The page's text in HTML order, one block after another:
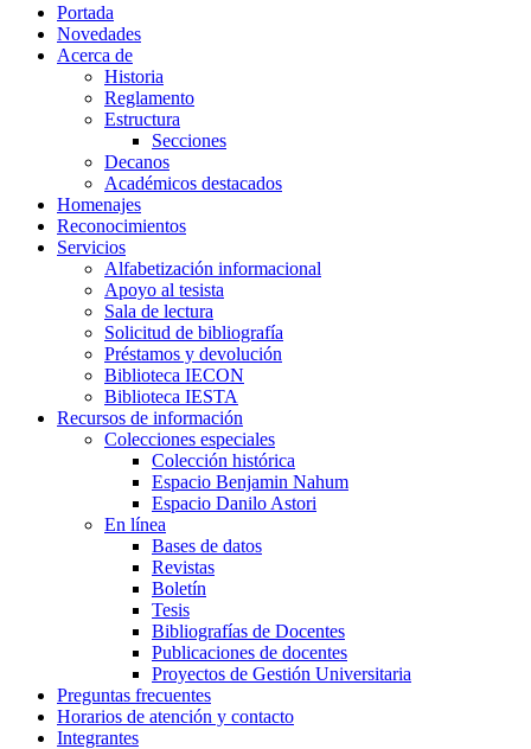
Portada
Novedades
Acerca de
Historia
Reglamento
Estructura
Secciones
Decanos
Académicos destacados
Homenajes
Reconocimientos
Servicios
Alfabetización informacional
Apoyo al tesista
Sala de lectura
Solicitud de bibliografía
Préstamos y devolución
Biblioteca IECON
Biblioteca IESTA
Recursos de información
Colecciones especiales
Colección histórica
Espacio Benjamin Nahum
Espacio Danilo Astori
En línea
Bases de datos
Revistas
Boletín
Tesis
Bibliografías de Docentes
Publicaciones de docentes
Proyectos de Gestión Universitaria
Preguntas frecuentes
Horarios de atención y contacto
Integrantes